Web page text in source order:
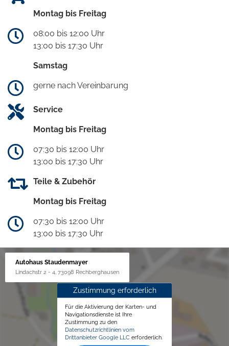
Montag bis Freitag
08:00 bis 12:00 Uhr
13:00 bis 17:30 Uhr
Samstag
gerne nach Vereinbarung
Service
Montag bis Freitag
07:30 bis 12:00 Uhr
13:00 bis 17:30 Uhr
Teile & Zubehör
Montag bis Freitag
07:30 bis 12:00 Uhr
13:00 bis 17:30 Uhr
Autohaus Staudenmayer
Lindachstr 2 - 4, 73098 Rechberghausen
Zustimmung erforderlich
Für die Aktivierung der Karten- und
Navigationsdienste ist Ihre
Zustimmung zu den
Datenschutzrichtlinien vom
Drittanbieter Google LLC erforderlich.